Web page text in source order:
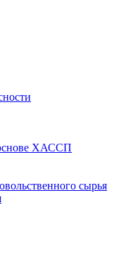
основе ХАССП
сырья